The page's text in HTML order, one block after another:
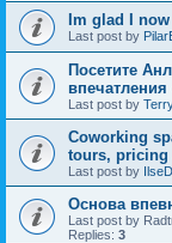
Im glad I
Last post by
Посетите
впечатления
Last post by
Coworking
tours, pricing
Last post by
Основа
Last post by
Replies: 3